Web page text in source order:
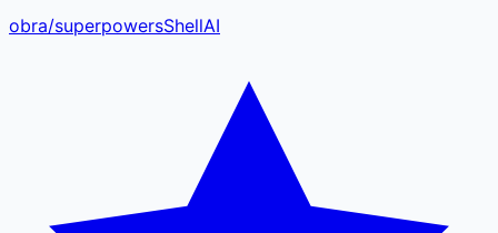
obra/superpowersShellAI